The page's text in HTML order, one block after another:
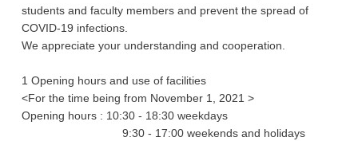
students and faculty members and prevent the spread of
COVID-19 infections.
We appreciate your understanding and cooperation.
1 Opening hours and use of facilities
<For the time being from November 1, 2021 >
Opening hours : 10:30 - 18:30 weekdays
9:30 - 17:00 weekends and holidays